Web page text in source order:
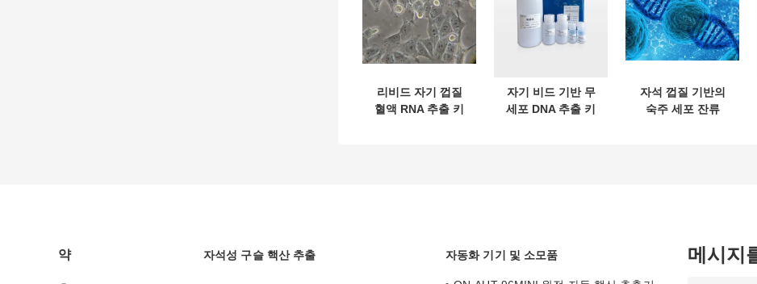
리비드 자기 껍질
혈액 RNA 추출 키
자기 비드 기반 무
세포 DNA 추출 키
자석 껍질 기반의
숙주 세포 잔류
약 자석성 구슬 핵산 추출 자동화 기기 및 소모품 메시지